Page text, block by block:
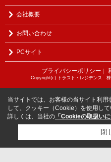
会社概要
お問い合わせ
PCサイト
プライバシーポリシー
Copyright(c) トラスト・レジデンス
当サイトでは、お客様の当サイト利
して、クッキー（Cookie）を使用して
詳しくは、当社の 「Cookieの取扱いに
閉